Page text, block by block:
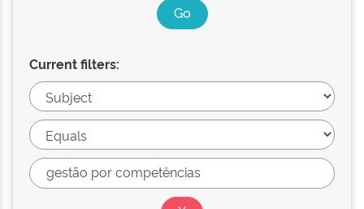
Current filters: